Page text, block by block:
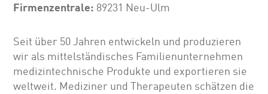
Firmenzentrale: 89231 Neu-Ulm
Seit über 50 Jahren entwickeln und produzieren
wir als mittelständisches Familienunternehmen
medizintechnische Produkte und exportieren sie
weltweit. Mediziner und Therapeuten schätzen die